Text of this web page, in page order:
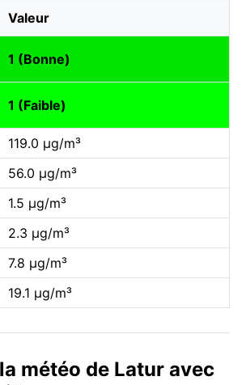
Valeur
1 (Bonne)
1 (Faible)
119.0 µg/m³
56.0 µg/m³
1.5 µg/m³
2.3 µg/m³
7.8 µg/m³
19.1 µg/m³
météo de Latur avec